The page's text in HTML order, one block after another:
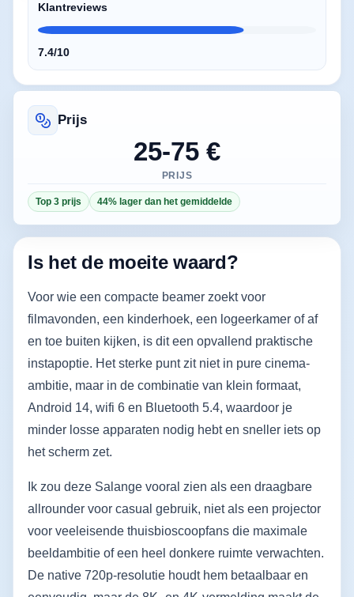
Klantreviews
7.4/10
Prijs
25-75 €
PRIJS
Top 3 prijs 44% lager dan het gemiddelde
Is het de moeite waard?
Voor wie een compacte beamer zoekt voor
filmavonden, een kinderhoek, een logeerkamer of af
en toe buiten kijken, is dit een opvallend praktische
instapoptie. Het sterke punt zit niet in pure cinema-
ambitie, maar in de combinatie van klein formaat,
Android 14, wifi 6 en Bluetooth 5.4, waardoor je
minder losse apparaten nodig hebt en sneller iets op
het scherm zet.
Ik zou deze Salange vooral zien als een draagbare
allrounder voor casual gebruik, niet als een projector
voor veeleisende thuisbioscoopfans die maximale
beeldambitie of een heel donkere ruimte verwachten.
De native 720p-resolutie houdt hem betaalbaar en